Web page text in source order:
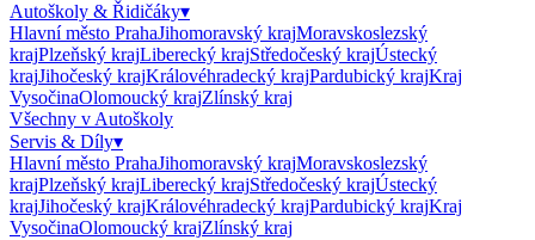
Autoškoly & Řidičáky▾
Hlavní město PrahaJihomoravský krajMoravskoslezský
krajPlzeňský krajLiberecký krajStředočeský krajÚstecký
krajJihočeský krajKrálovéhradecký krajPardubický krajKraj
VysočinaOlomoucký krajZlínský kraj
Všechny v Autoškoly
Servis & Díly▾
Hlavní město PrahaJihomoravský krajMoravskoslezský
krajPlzeňský krajLiberecký krajStředočeský krajÚstecký
krajJihočeský krajKrálovéhradecký krajPardubický krajKraj
VysočinaOlomoucký krajZlínský kraj